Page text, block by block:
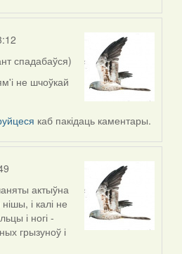
спадабаўся)
не шчоўкай
каб пакідаць каментары.
актыўна
і калі не
і ногі -
грызуноў і